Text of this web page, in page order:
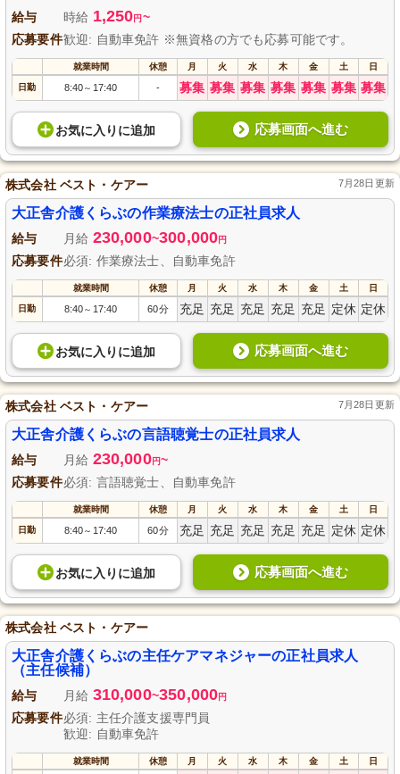
給与 時給 1,250円 ~
応募要件歓迎: 自動車免許 ※無資格の方でも応募可能です。
就業時間 休憩 月 火 水 木 金 土 日
日勤 8:40～ 17:40 - 募集 募集 募集 募集 募集 募集 募集
お気に入り に追加 応募画面へ進む
株式会社 ベスト・ケアー 7月28日更新
大正舎介護くらぶの作業療法士の正社員求人
給与 月給 230,000~300,000円
応募要件必須: 作業療法士、自動車免許
就業時間 休憩 月 火 水 木 金 土 日
日勤 8:40～ 17:40 60分 充足 充足 充足 充足 充足 定休 定休
お気に入り に追加 応募画面へ進む
株式会社 ベスト・ケアー 7月28日更新
大正舎介護くらぶの言語聴覚士の正社員求人
給与 月給 230,000円~
応募要件必須: 言語聴覚士、自動車免許
就業時間 休憩 月 火 水 木 金 土 日
日勤 8:40～ 17:40 60分 充足 充足 充足 充足 充足 定休 定休
お気に入り に追加 応募画面へ進む
株式会社 ベスト・ケアー
大正舎介護くらぶの主任ケアマネジャーの正社員求人
（主任候補）
給与 月給 310,000~350,000円
応募要件必須: 主任介護支援専門員
歓迎: 自動車免許
就業時間 休憩 月 火 水 木 金 土 日